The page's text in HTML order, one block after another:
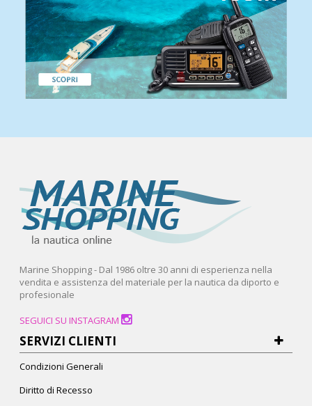
Marine Shopping - Dal 1986 oltre 30 anni di esperienza nella
vendita e assistenza del materiale per la nautica da diporto e
profesionale
SEGUICI SU INSTAGRAM
SERVIZI CLIENTI
Condizioni Generali
Diritto di Recesso